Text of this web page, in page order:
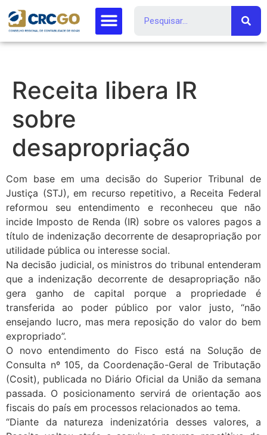
Receita libera IR
sobre
desapropriação
Com base em uma decisão do Superior Tribunal de
Justiça (STJ), em recurso repetitivo, a Receita Federal
reformou seu entendimento e reconheceu que não
incide Imposto de Renda (IR) sobre os valores pagos a
título de indenização decorrente de desapropriação por
utilidade pública ou interesse social.
Na decisão judicial, os ministros do tribunal entenderam
que a indenização decorrente de desapropriação não
gera ganho de capital porque a propriedade é
transferida ao poder público por valor justo, “não
ensejando lucro, mas mera reposição do valor do bem
expropriado”.
O novo entendimento do Fisco está na Solução de
Consulta nº 105, da Coordenação-Geral de Tributação
(Cosit), publicada no Diário Oficial da União da semana
passada. O posicionamento servirá de orientação aos
fiscais do país em processos relacionados ao tema.
“Diante da natureza indenizatória desses valores, a